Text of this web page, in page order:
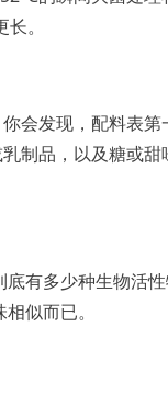
。
会发现，配料表
制品，以及糖或
有多少种生物活
似而已。